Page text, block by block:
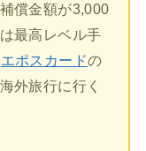
償金額が3,000
最高レベル手
エポスカードの
外旅行に行く